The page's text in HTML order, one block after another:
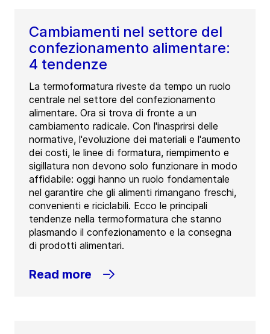
Cambiamenti nel settore del
confezionamento alimentare:
4 tendenze
La termoformatura riveste da tempo un ruolo
centrale nel settore del confezionamento
alimentare. Ora si trova di fronte a un
cambiamento radicale. Con l'inasprirsi delle
normative, l'evoluzione dei materiali e l'aumento
dei costi, le linee di formatura, riempimento e
sigillatura non devono solo funzionare in modo
affidabile: oggi hanno un ruolo fondamentale
nel garantire che gli alimenti rimangano freschi,
convenienti e riciclabili. Ecco le principali
tendenze nella termoformatura che stanno
plasmando il confezionamento e la consegna
di prodotti alimentari.
Read more